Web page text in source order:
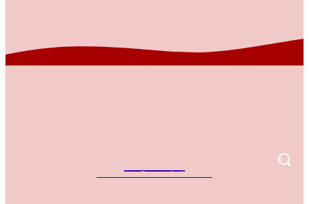
Referensi Bisnis Indonesia